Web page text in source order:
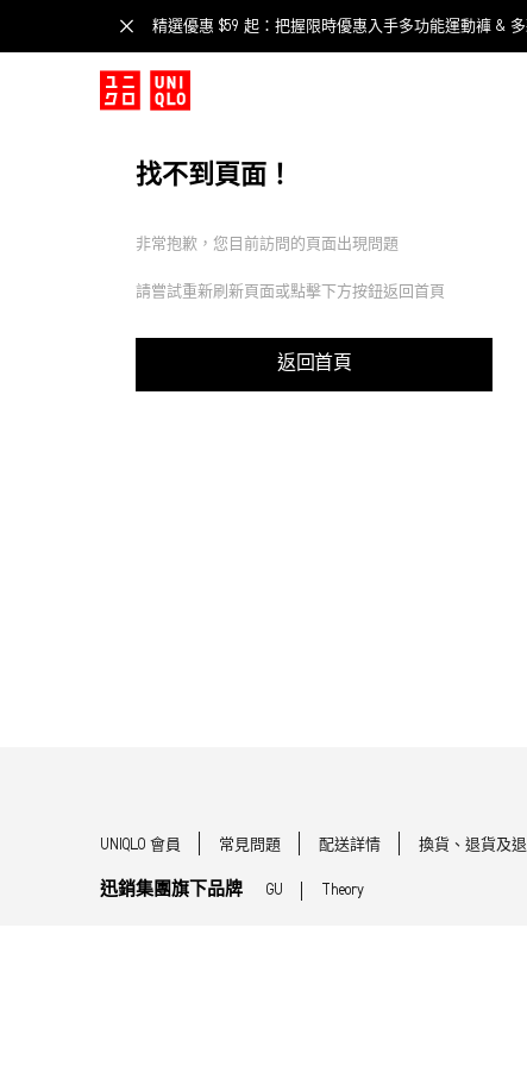
精選優惠 $59 起：把握限時優惠入手多功能運動褲 & 多
找不到頁面！
非常抱歉，您目前訪問的頁面出現問題
請嘗試重新刷新頁面或點擊下方按鈕返回首頁
返回首頁
UNIQLO 會員 常見問題 配送詳情 換貨、退貨及
迅銷集團旗下品牌 GU Theory